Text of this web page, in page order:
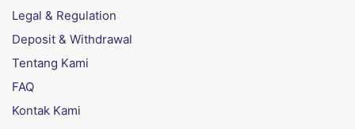
Legal & Regulation
Deposit & Withdrawal
Tentang Kami
FAQ
Kontak Kami